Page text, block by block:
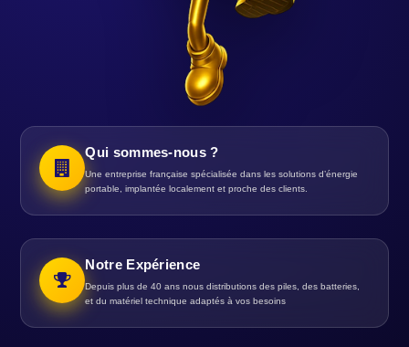
Qui sommes-nous ?
Une entreprise française spécialisée dans les solutions d’énergie
portable, implantée localement et proche des clients.
Notre Expérience
Depuis plus de 40 ans nous distributions des piles, des batteries,
et du matériel technique adaptés à vos besoins